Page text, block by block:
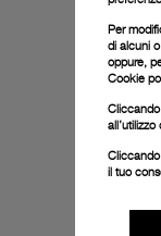
Per
di alcuni
oppure,
Cookie
il tuo